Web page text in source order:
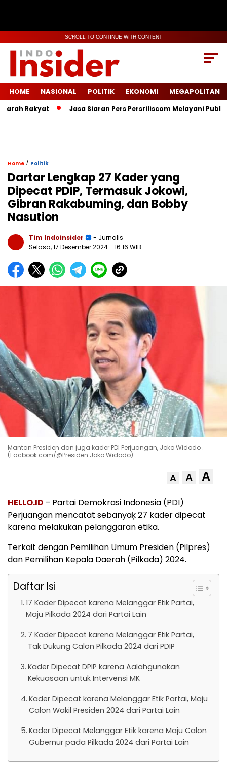
SCROLL TO CONTINUE WITH CONTENT
HOME NASIONAL POLITIK EKONOMI MEGAPOLITAN
Rakyat Jasa Siaran Pers Persriliscom Melayani Publikasi
Home / Politik
Dartar Lengkap 27 Kader yang
Dipecat PDIP, Termasuk Jokowi,
Gibran Rakabuming, dan Bobby
Nasution
Tim Indoinsider
- Jurnalis
Selasa, 17 Desember 2024- 16:16 WIB
Mantan Presiden dan juga kader PDI Perjuangan, Joko Widodo .
(Facbook.com/@Presiden Joko Widodo)
A A A
HELLO.ID – Partai Demokrasi Indonesia (PDI)
Perjuangan mencatat sebanyaķ 27 kader dipecat
karena melakukan pelanggaran etika.
Terkait dengan Pemilihan Umum Presiden (Pilpres)
dan Pemilihan Kepala Daerah (Pilkada) 2024.
Daftar Isi
17 Kader Dipecat karena Melanggar Etik Partai,
Maju Pilkada 2024 dari Partai Lain
7 Kader Dipecat karena Melanggar Etik Partai,
Tak Dukung Calon Pilkada 2024 dari PDIP
Kader Dipecat DPIP karena Aalahgunakan
Kekuasaan untuk Intervensi MK
Kader Dipecat karena Melanggar Etik Partai, Maju
Calon Wakil Presiden 2024 dari Partai Lain
Kader Dipecat Melanggar Etik karena Maju Calon
Gubernur pada Pilkada 2024 dari Partai Lain